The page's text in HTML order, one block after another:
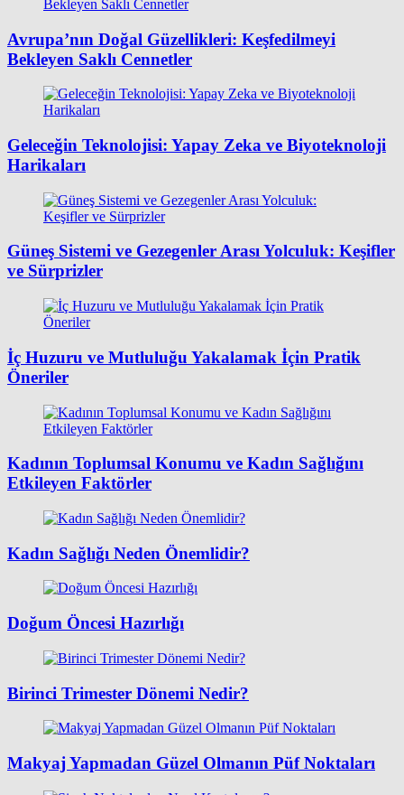
Avrupa’nın Doğal Güzellikleri: Keşfedilmeyi
Bekleyen Saklı Cennetler
Geleceğin Teknolojisi: Yapay Zeka ve Biyoteknoloji
Harikaları
Güneş Sistemi ve Gezegenler Arası Yolculuk: Keşifler
ve Sürprizler
İç Huzuru ve Mutluluğu Yakalamak İçin Pratik
Öneriler
Kadının Toplumsal Konumu ve Kadın Sağlığını
Etkileyen Faktörler
Kadın Sağlığı Neden Önemlidir?
Doğum Öncesi Hazırlığı
Birinci Trimester Dönemi Nedir?
Makyaj Yapmadan Güzel Olmanın Püf Noktaları